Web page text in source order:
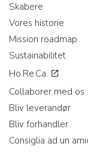
Skabere
Vores historie
Mission roadmap
Sustainabilitet
Ho.Re.Ca.
Collaborer med os
Bliv leverandør
Bliv forhandler
Consiglia ad un